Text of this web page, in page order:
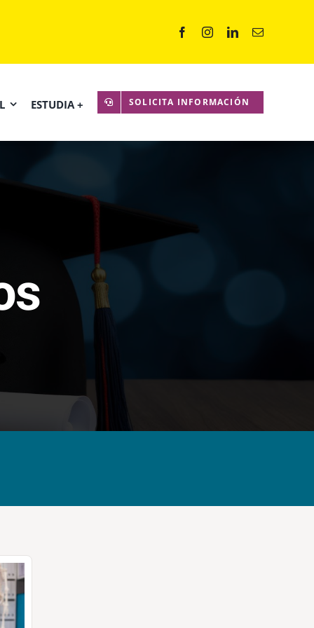
ESTUDIA + SOLICITA INFORMACIÓN